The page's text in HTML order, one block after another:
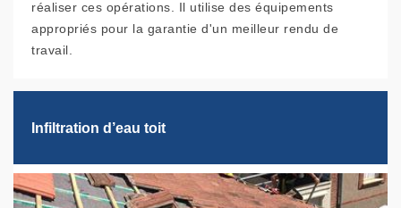
réaliser ces opérations. Il utilise des équipements
appropriés pour la garantie d'un meilleur rendu de
travail.
Infiltration d’eau toit